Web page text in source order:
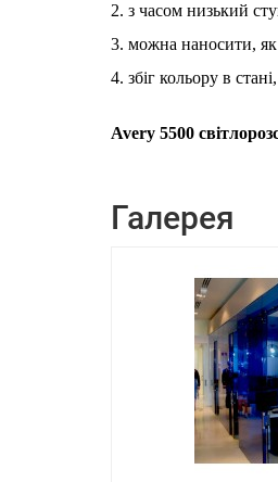
2. з часом низький
3. можна наносити, як
4. збіг кольору в
Avery 5500
Галерея